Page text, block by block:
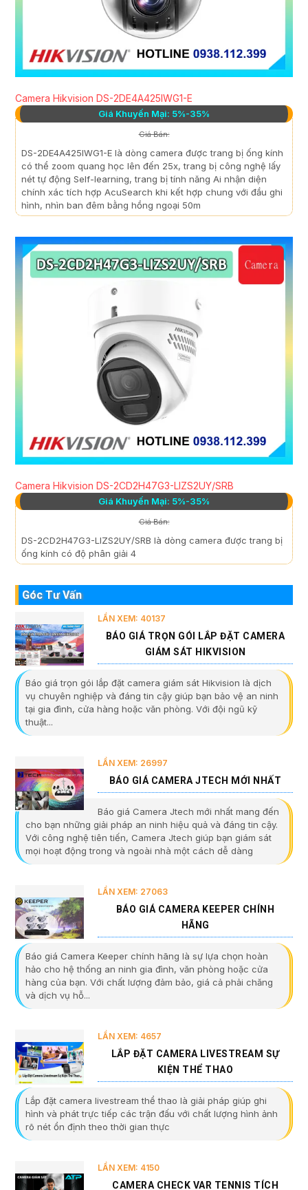
Camera Hikvision DS-2DE4A425IWG1-E
Giá Khuyến Mại: 5%-35%
Giá Bán:
DS-2DE4A425IWG1-E là dòng camera được trang bị ống kính
có thể zoom quang học lên đến 25x, trang bị công nghệ lấy
nét tự động Self-learning, trang bị tính năng Ai nhận diện
chính xác tích hợp AcuSearch khi kết hợp chung với đầu ghi
hình, nhìn ban đêm bằng hồng ngoại 50m
Camera Hikvision DS-2CD2H47G3-LIZS2UY/SRB
Giá Khuyến Mại: 5%-35%
Giá Bán:
DS-2CD2H47G3-LIZS2UY/SRB là dòng camera được trang bị
ống kính có độ phân giải 4
Góc Tư Vấn
LẦN XEM: 40137
BÁO GIÁ TRỌN GÓI LẮP ĐẶT CAMERA
GIÁM SÁT HIKVISION
Báo giá trọn gói lắp đặt camera giám sát Hikvision là dịch
vụ chuyên nghiệp và đáng tin cậy giúp bạn bảo vệ an ninh
tại gia đình, cửa hàng hoặc văn phòng. Với đội ngũ kỹ
thuật...
LẦN XEM: 26997
BÁO GIÁ CAMERA JTECH MỚI NHẤT
Báo giá Camera Jtech mới nhất mang đến
cho bạn những giải pháp an ninh hiệu quả và đáng tin cậy.
Với công nghệ tiên tiến, Camera Jtech giúp bạn giám sát
mọi hoạt động trong và ngoài nhà một cách dễ dàng
LẦN XEM: 27063
BÁO GIÁ CAMERA KEEPER CHÍNH
HÃNG
Báo giá Camera Keeper chính hãng là sự lựa chọn hoàn
hảo cho hệ thống an ninh gia đình, văn phòng hoặc cửa
hàng của bạn. Với chất lượng đảm bảo, giá cả phải chăng
và dịch vụ hỗ...
LẦN XEM: 4657
LẮP ĐẶT CAMERA LIVESTREAM SỰ
KIỆN THỂ THAO
Lắp đặt camera livestream thể thao là giải pháp giúp ghi
hình và phát trực tiếp các trận đấu với chất lượng hình ảnh
rõ nét ổn định theo thời gian thực
LẦN XEM: 4150
CAMERA CHECK VAR TENNIS TÍCH